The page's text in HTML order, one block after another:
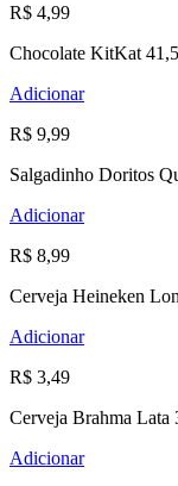
R$ 4,99
Chocolate KitKat
Adicionar
R$ 9,99
Salgadinho Doritos
Adicionar
R$ 8,99
Cerveja Heineken
Adicionar
R$ 3,49
Cerveja Brahma Lata
Adicionar